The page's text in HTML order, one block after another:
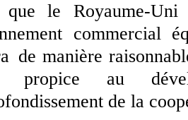
que le Royaume-
commercial
de manière
propice au
de la